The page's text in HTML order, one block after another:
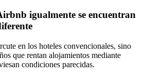
igualmente se encuentran
en los hoteles convencionales, sino
que rentan alojamientos mediante
condiciones parecidas.